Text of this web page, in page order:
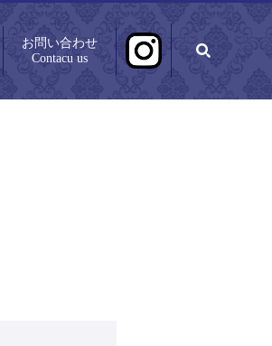
お問い合わせ
Contacu us